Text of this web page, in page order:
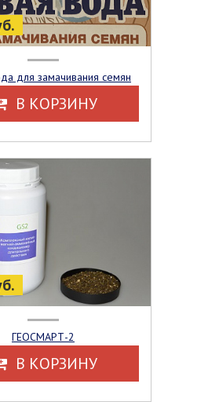
для замачивания семян
В КОРЗИНУ
ГЕОСМАРТ-2
В КОРЗИНУ